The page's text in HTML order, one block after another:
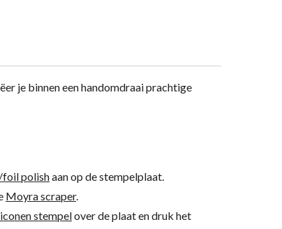
je binnen een handomdraai prachtige
foil polishaan op de stempelplaat.
Moyra scraper.
stempelover de plaat en druk het